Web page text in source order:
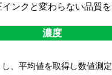
濃度
、平均値を取得し数値測定